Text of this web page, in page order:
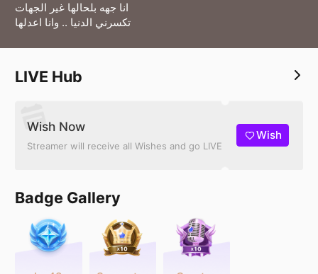
انا جهه بلحالها غير الجهات
تكسرني الدنيا .. وانا اعدلها
LIVE Hub
Wish Now
Streamer will receive all Wishes and go LIVE
Wish
Badge Gallery